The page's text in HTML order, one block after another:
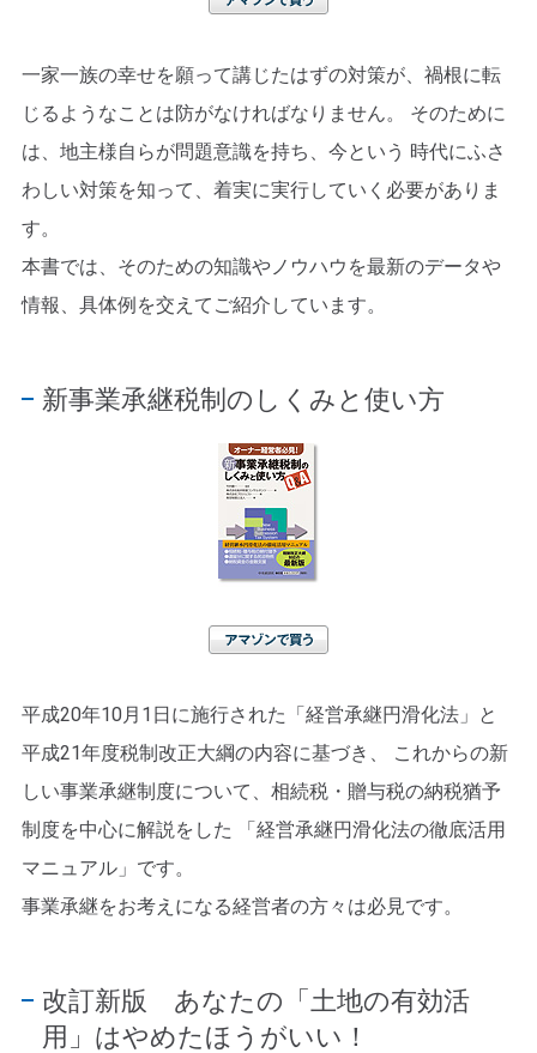
一家一族の幸せを願って講じたはずの対策が、禍根に転
じるようなことは防がなければなりません。 そのために
は、地主様自らが問題意識を持ち、今という 時代にふさ
わしい対策を知って、着実に実行していく必要がありま
す。
本書では、そのための知識やノウハウを最新のデータや
情報、具体例を交えてご紹介しています。
新事業承継税制のしくみと使い方
平成20年10月1日に施行された「経営承継円滑化法」と
平成21年度税制改正大綱の内容に基づき、 これからの新
しい事業承継制度について、相続税・贈与税の納税猶予
制度を中心に解説をした 「経営承継円滑化法の徹底活用
マニュアル」です。
事業承継をお考えになる経営者の方々は必見です。
改訂新版 あなたの「土地の有効活
用」はやめたほうがいい！